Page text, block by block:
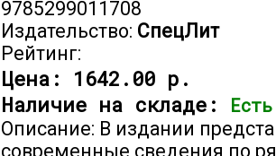
9785299011708
Издательство: СпецЛит
Рейтинг:
Цена: 1642.00 р.
Наличие на складе:
Описание: В издании
современные сведения по